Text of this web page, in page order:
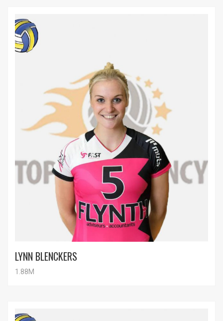
LYNN BLENCKERS
1.88M